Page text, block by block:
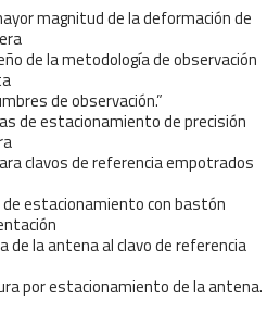
magnitud de la deformación de
de la metodología de observación
de observación.”
de estacionamiento de precisión
clavos de referencia empotrados
estacionamiento con bastón
de la antena al clavo de referencia
por estacionamiento de la antena.